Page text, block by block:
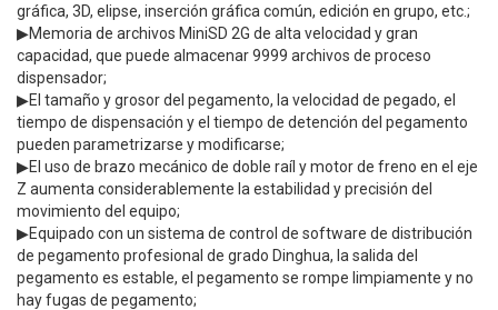
gráfica, 3D, elipse, inserción gráfica común, edición en grupo, etc.;
▶Memoria de archivos MiniSD 2G de alta velocidad y gran
capacidad, que puede almacenar 9999 archivos de proceso
dispensador;
▶El tamaño y grosor del pegamento, la velocidad de pegado, el
tiempo de dispensación y el tiempo de detención del pegamento
pueden parametrizarse y modificarse;
▶El uso de brazo mecánico de doble raíl y motor de freno en el eje
Z aumenta considerablemente la estabilidad y precisión del
movimiento del equipo;
▶Equipado con un sistema de control de software de distribución
de pegamento profesional de grado Dinghua, la salida del
pegamento es estable, el pegamento se rompe limpiamente y no
hay fugas de pegamento;